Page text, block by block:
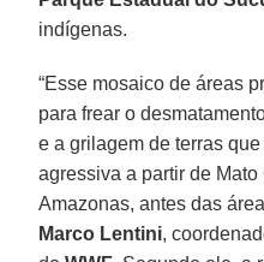
indígenas.
“Esse mosaico de áreas
para frear o
e a grilagem de terras
agressiva a partir de
Amazonas, antes das
Marco Lentini,